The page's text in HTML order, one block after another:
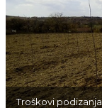
Troškovi